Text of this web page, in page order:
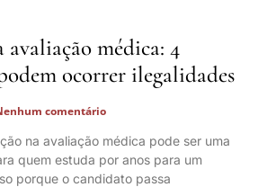
médica: 4
ocorrer ilegalidades
comentário
na avaliação médica pode ser uma
quem estuda por anos para um
porque o candidato passa